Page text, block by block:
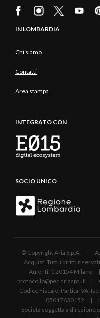
IN LOMBARDIA
Chi siamo
Contatti
Area stampa
INTEGRATO CON
SOCIO UNICO
© Copyright Aria S.p.A. -
Acquisti Tutti i diritti
Aulenti, 1 20154
protocollo@pec.ariaspa.it |
Codice Fiscale, Partita IVA,
05017630152 |
Società soggetta a direzione